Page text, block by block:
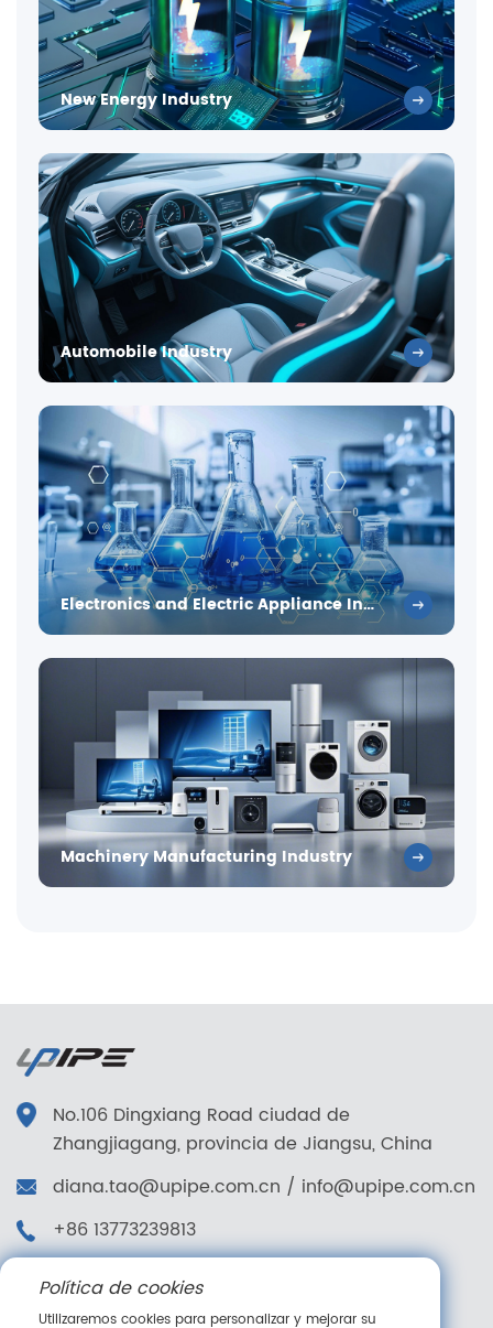
New Energy Industry
Automobile Industry
Electronics and Electric Appliance Industry
Machinery Manufacturing Industry
No.106 Dingxiang Road ciudad de
Zhangjiagang, provincia de Jiangsu, China
diana.tao@upipe.com.cn / info@upipe.com.cn
+86 13773239813
+86 13773239813
Síganos
Política de cookies
Utilizaremos cookies para personalizar y mejorar su